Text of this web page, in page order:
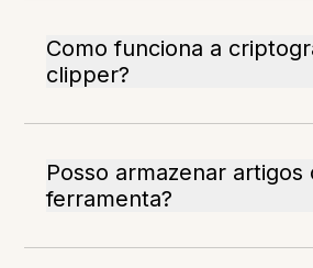
Como funciona a
clipper?
Posso armazenar artigos
ferramenta?